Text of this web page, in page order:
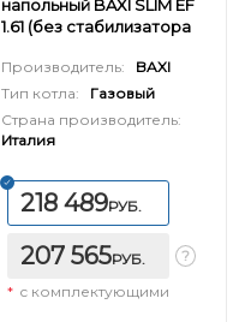
напольный BAXI SLIM EF
1.61 (без стабилизатора
Производитель:
BAXI
Тип котла:
Газовый
Страна производитель:
Италия
218 489РУБ.
207 565РУБ.
* с комплектующими